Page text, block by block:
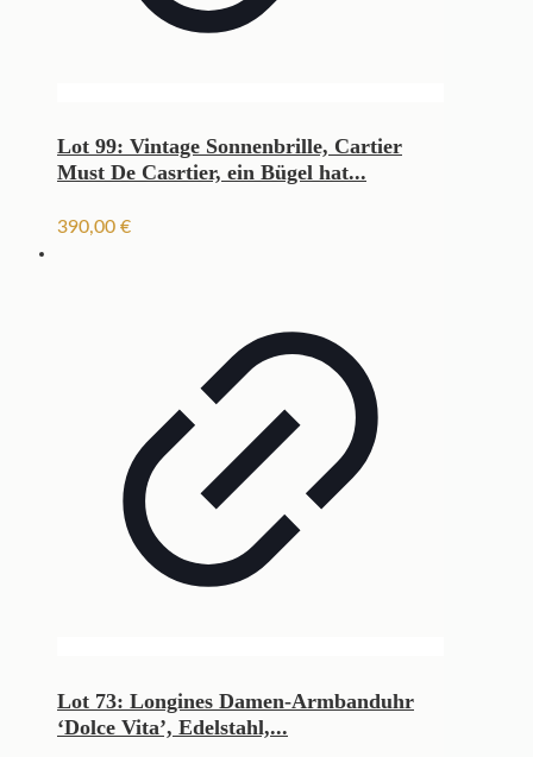
Lot 99: Vintage Sonnenbrille, Cartier
Must De Casrtier, ein Bügel hat...
390,00 €
Lot 73: Longines Damen-Armbanduhr
‘Dolce Vita’, Edelstahl,...